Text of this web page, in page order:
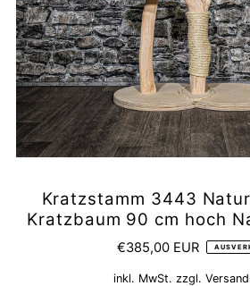
Kratzstamm 3443
Kratzbaum 90 cm hoch
€385,00 EUR
inkl. MwSt. zzgl.